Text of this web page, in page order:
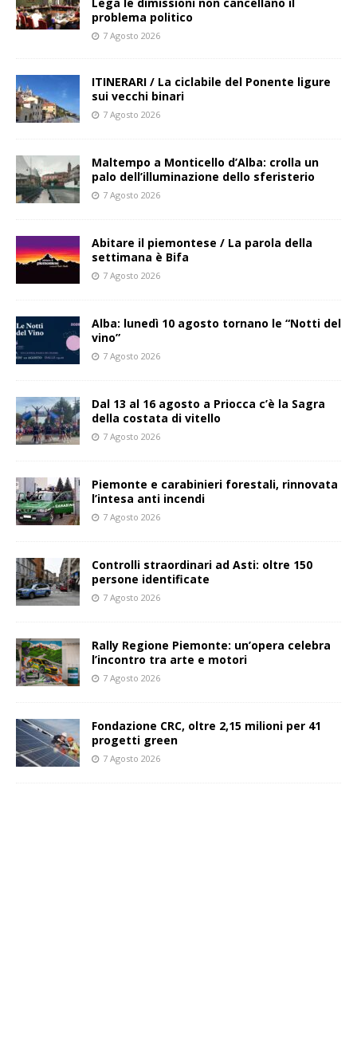
problema politico
7 Agosto 2026
ITINERARI / La ciclabile del Ponente ligure
sui vecchi binari
7 Agosto 2026
Maltempo a Monticello d’Alba: crolla un
palo dell’illuminazione dello sferisterio
7 Agosto 2026
Abitare il piemontese / La parola della
settimana è Bifa
7 Agosto 2026
Alba: lunedì 10 agosto tornano le “Notti del
vino”
7 Agosto 2026
Dal 13 al 16 agosto a Priocca c’è la Sagra
della costata di vitello
7 Agosto 2026
Piemonte e carabinieri forestali, rinnovata
l’intesa anti incendi
7 Agosto 2026
Controlli straordinari ad Asti: oltre 150
persone identificate
7 Agosto 2026
Rally Regione Piemonte: un’opera celebra
l’incontro tra arte e motori
7 Agosto 2026
Fondazione CRC, oltre 2,15 milioni per 41
progetti green
7 Agosto 2026